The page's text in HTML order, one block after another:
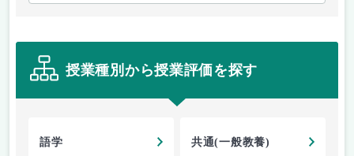
授業種別から授業評価を探す
語学 共通(一般教養)